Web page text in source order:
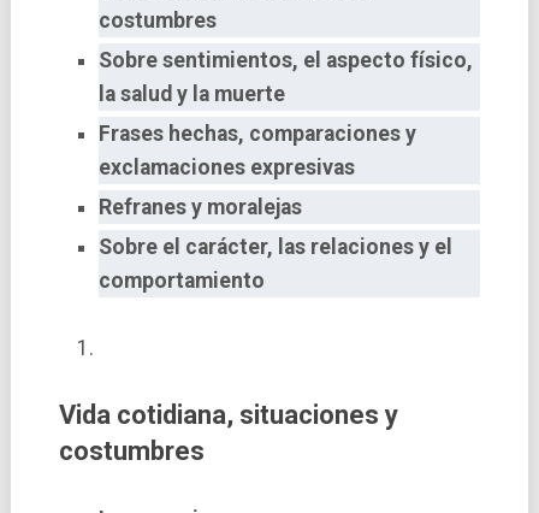
costumbres
Sobre sentimientos, el aspecto físico,
la salud y la muerte
Frases hechas, comparaciones y
exclamaciones expresivas
Refranes y moralejas
Sobre el carácter, las relaciones y el
comportamiento
Vida cotidiana, situaciones y
costumbres